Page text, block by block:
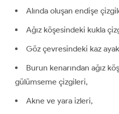
Alında oluşan endişe
Ağız köşesindeki kukla
Göz çevresindeki kaz
Burun kenarından ağız
gülümseme çizgileri,
Akne ve yara izleri,